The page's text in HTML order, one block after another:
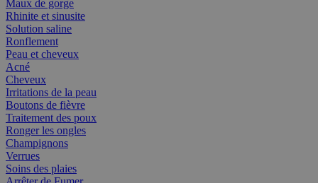
Maux de gorge
Rhinite et sinusite
Solution saline
Ronflement
Peau et cheveux
Acné
Cheveux
Irritations de la peau
Boutons de fièvre
Traitement des poux
Ronger les ongles
Champignons
Verrues
Soins des plaies